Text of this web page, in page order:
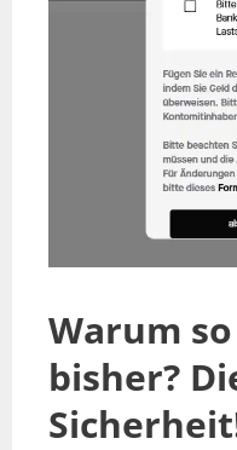
Warum
bisher?